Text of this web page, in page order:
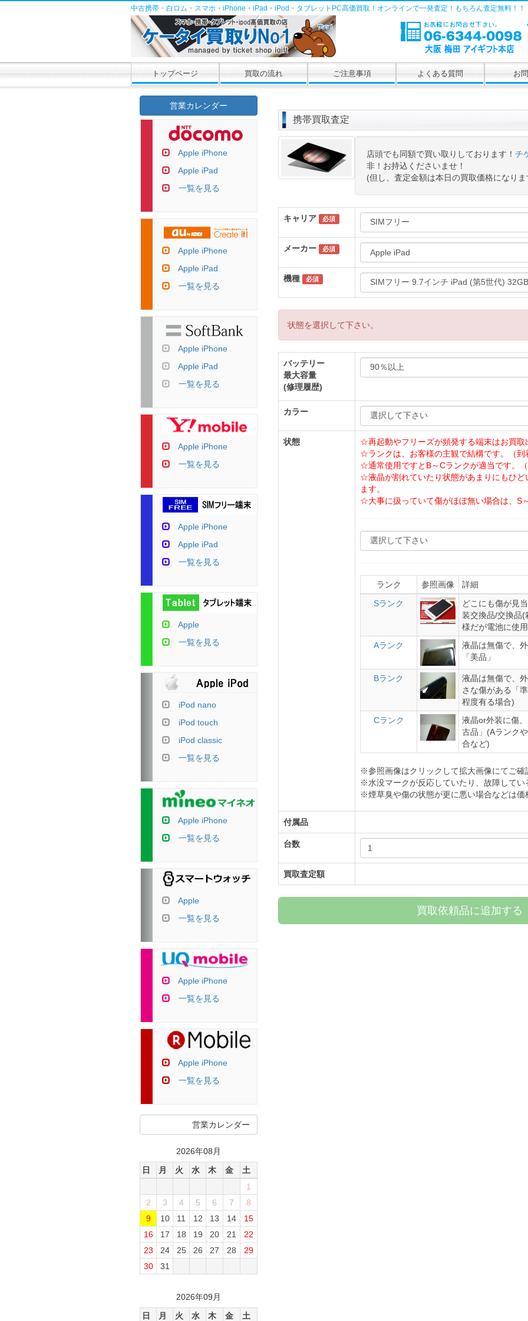
中古携帯・白ロム・スマホ・iPhone・iPad・iPod・タブレットPC高価買取！オンラインで一発査定！もちろん査定無料！！
トップページ 買取の流れ ご注意事項 よくある質問 お
携帯買取査定
店頭でも同額で買い取りしております！ チ
非！お持込くださいませ！
(但し、査定金額は本日の買取価格になりま
キャリア 必須
メーカー 必須
機種 必須
状態を選択して下さい。
バッテリー
最大容量
(修理履歴)
カラー
状態
☆再起動やフリーズが頻発する端末はお買取
☆ランクは、お客様の主観で結構です。（到
☆通常使用ですとB～Cランクが適当です。
☆液晶が割れていたり状態があまりにもひど
ます。
☆大事に扱っていて傷がほぼ無い場合は、S
ランク 参照画像
詳細
Sランク
どこにも傷が見
装交換品/交換品(
様だが電池に使
Aランク
液晶は無傷で、
「美品」
Bランク
液晶は無傷で、
さな傷がある「
程度有る場合)
Cランク
液晶or外装に傷
古品」(Aランク
合など)
※参照画像はクリックして拡大画像にてご確
※水没マークが反応していたり、故障してい
※煙草臭や傷の状態が更に悪い場合などは価
付属品
台数
買取査定額
買取依頼品に追加する
営業カレンダー
Apple iPhone
Apple iPad
一覧を見る
Apple iPhone
Apple iPad
一覧を見る
Apple iPhone
Apple iPad
一覧を見る
Apple iPhone
一覧を見る
Apple iPhone
Apple iPad
一覧を見る
Apple
一覧を見る
iPod nano
iPod touch
iPod classic
一覧を見る
Apple iPhone
一覧を見る
Apple
一覧を見る
Apple iPhone
一覧を見る
Apple iPhone
一覧を見る
営業カレンダー
2026年08月
日
月 火 水 木 金
土
1
2
3 4 5 6 7
8
9
10 11 12 13 14
15
16
17 18 19 20 21
22
23
24 25 26 27 28
29
30
31
2026年09月
日
月 火 水 木 金 土